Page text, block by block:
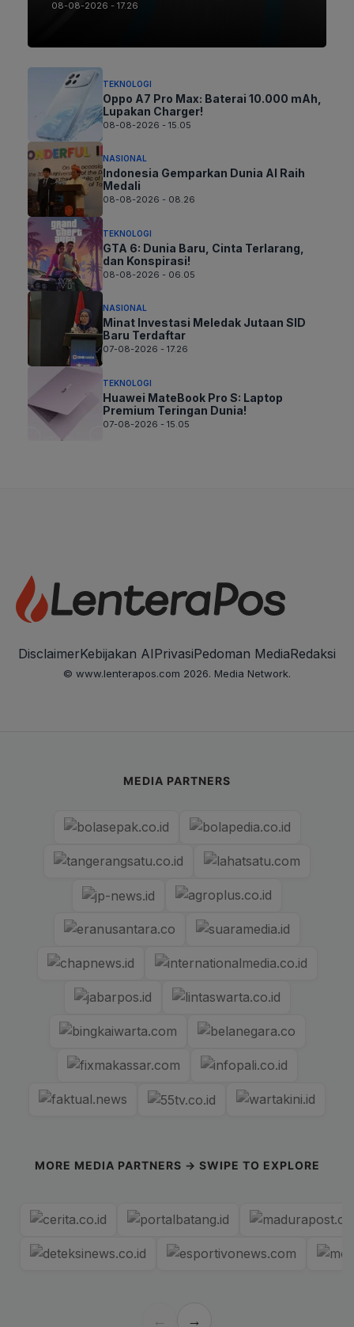
08-08-2026 - 17.26
TEKNOLOGI
Oppo A7 Pro Max: Baterai 10.000 mAh,
Lupakan Charger!
08-08-2026 - 15.05
NASIONAL
Indonesia Gemparkan Dunia AI Raih
Medali
08-08-2026 - 08.26
TEKNOLOGI
GTA 6: Dunia Baru, Cinta Terlarang,
dan Konspirasi!
08-08-2026 - 06.05
NASIONAL
Minat Investasi Meledak Jutaan SID
Baru Terdaftar
07-08-2026 - 17.26
TEKNOLOGI
Huawei MateBook Pro S: Laptop
Premium Teringan Dunia!
07-08-2026 - 15.05
DisclaimerKebijakan AIPrivasiPedoman MediaRedaksi
© www.lenterapos.com 2026. Media Network.
MEDIA PARTNERS
MORE MEDIA PARTNERS → SWIPE TO EXPLORE
← →